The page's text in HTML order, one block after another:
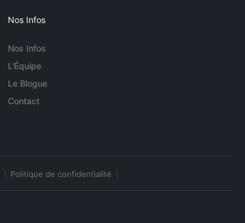
Nos Infos
Nos Infos
L'Équipe
Le Blogue
Contact
Politique de confidentialité